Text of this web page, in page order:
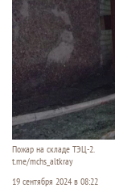
Пожар на складе ТЭЦ-2.
t.me/mchs_altkray
19 сентября 2024 в 08:22